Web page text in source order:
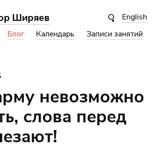
English
Ширяев
Блог Календарь Записи занятий
невозможно
слова перед